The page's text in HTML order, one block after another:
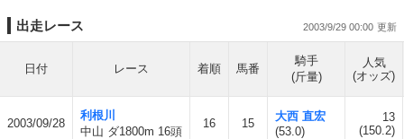
出走レース 2003/9/29 00:00
日付 レース 着順 馬番
騎手
(斤量)
人気
(オッズ)
2003/09/28
利根川
中山 ダ1800m 16頭
16 15
大西 直宏
(53.0)
13
(150.2)